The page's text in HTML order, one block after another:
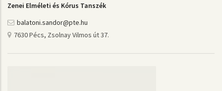
Zenei Elméleti és Kórus Tanszék
balatoni.sandor@pte.hu
7630 Pécs, Zsolnay Vilmos út 37.